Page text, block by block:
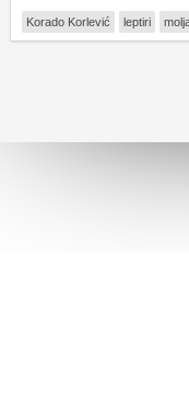
Korado Korlević leptiri